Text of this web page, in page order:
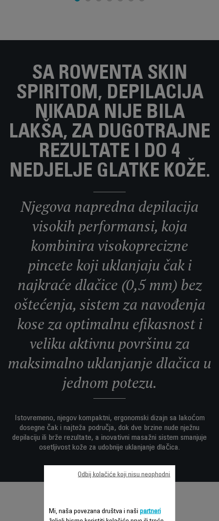
SA ROWENTA SKIN
SPIRITOM, DEPILACIJA
NIKADA NIJE BILA
LAKŠA, ZA DUGOTRAJNE
REZULTATE I DO 4
NEDJELJE GLATKE KOŽE.
Njegova napredna depilacija
visokih performansi, koja
kombinira visokoprecizne
pincete koji uklanjaju čak i
najkraće dlačice (0,5 mm) bez
oštećenja, sistem za navođenja
kose za optimalnu efikasnost i
veliku aktivnu površinu za
maksimalno uklanjanje dlačica u
jednom potezu.
Istovremeno, njegov kompaktni, ergonomski dizajn sa lakoćom
dosegne čak i najteža područja, dok dve brzine nude nježnu
depilaciju ili brže rezultate, a inovativni masažni sistem smanjuje
osetljivost kože za udobnije uklanjanje dlačica.
Mi, naša povezana društva i naši partneri
Odbij kolačiće koji nisu neophodni